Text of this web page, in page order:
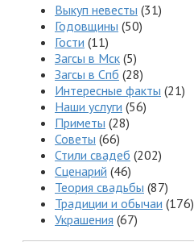
Выкуп невесты (31)
Годовщины (50)
Гости (11)
Загсы в Мск (5)
Загсы в Спб (28)
Интересные факты (21)
Наши услуги (56)
Приметы (28)
Советы (66)
Стили свадеб (202)
Сценарий (46)
Теория свадьбы (87)
Традиции и обычаи (176)
Украшения (67)